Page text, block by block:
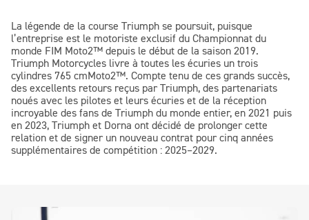
La légende de la course Triumph se poursuit, puisque
l’entreprise est le motoriste exclusif du Championnat du
monde FIM Moto2™ depuis le début de la saison 2019.
Triumph Motorcycles livre à toutes les écuries un trois
cylindres 765 cmMoto2™. Compte tenu de ces grands succès,
des excellents retours reçus par Triumph, des partenariats
noués avec les pilotes et leurs écuries et de la réception
incroyable des fans de Triumph du monde entier, en 2021 puis
en 2023, Triumph et Dorna ont décidé de prolonger cette
relation et de signer un nouveau contrat pour cinq années
supplémentaires de compétition : 2025–2029.